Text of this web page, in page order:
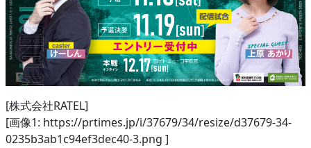
[株式会社RATEL]
[画像1: https://prtimes.jp/i/37679/34/resize/d37679-34-
0235b3ab1c94ef3dec40-3.png ]